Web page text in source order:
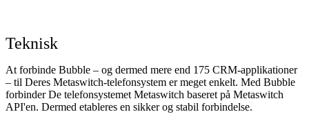
Teknisk
At forbinde Bubble – og dermed mere end 175 CRM-applikationer
– til Deres Metaswitch-telefonsystem er meget enkelt. Med Bubble
forbinder De telefonsystemet Metaswitch baseret på Metaswitch
API'en. Dermed etableres en sikker og stabil forbindelse.